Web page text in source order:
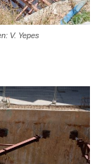
V. Yepes